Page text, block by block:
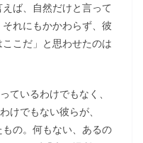
ば、自然だけと言って
れにもかかわらず、彼
こだ」と思わせたのは
ているわけでもなく、
けでもない彼らが、
もの。何もない、あるの